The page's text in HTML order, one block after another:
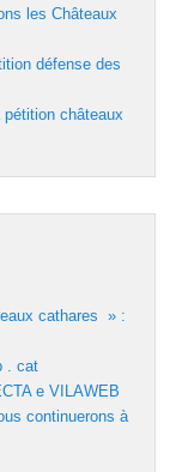
les Châteaux
défense des
pétition châteaux
cathares » :
. cat
e VILAWEB
continuerons à